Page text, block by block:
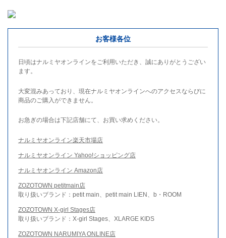
お客様各位
日頃はナルミヤオンラインをご利用いただき、誠にありがとうござい
ます。
大変混みあっており、現在ナルミヤオンラインへのアクセスならびに
商品のご購入ができません。
お急ぎの場合は下記店舗にて、お買い求めください。
ナルミヤオンライン楽天市場店
ナルミヤオンライン Yahoo!ショッピング店
ナルミヤオンライン Amazon店
ZOZOTOWN petitmain店
取り扱いブランド：petit main、petit main LIEN、b・ROOM
ZOZOTOWN X-girl Stages店
取り扱いブランド：X-girl Stages、XLARGE KIDS
ZOZOTOWN NARUMIYA ONLINE店